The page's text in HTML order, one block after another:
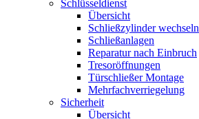
Schlüsseldienst
Übersicht
Schließzylinder wechseln
Schließanlagen
Reparatur nach Einbruch
Tresoröffnungen
Türschließer Montage
Mehrfachverriegelung
Sicherheit
Übersicht